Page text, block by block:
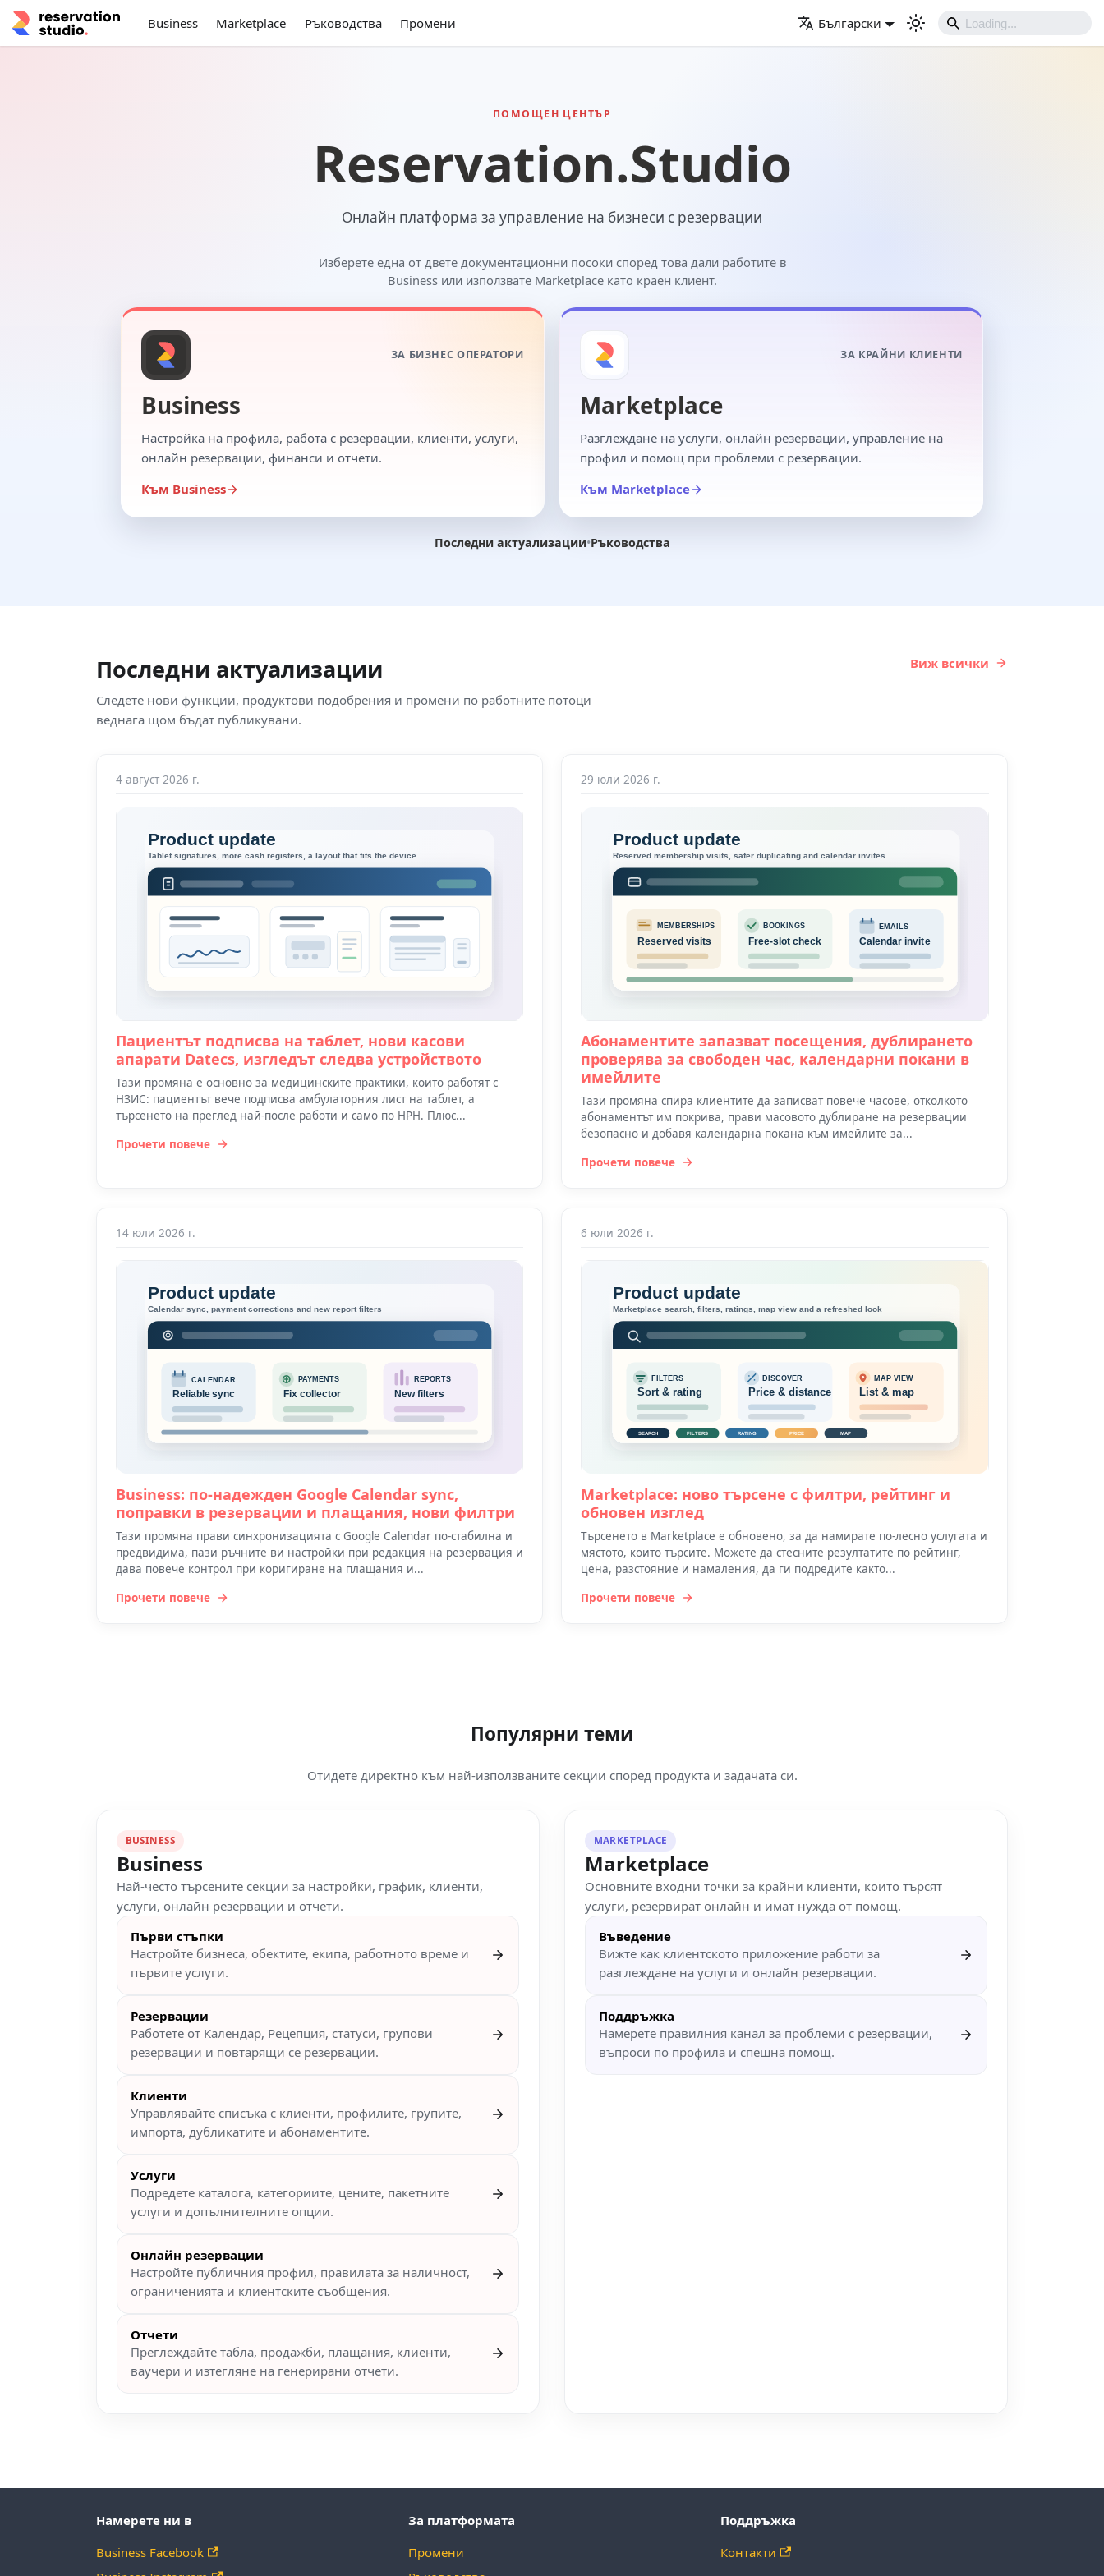
Business Marketplace Ръководства Промени Български
ПОМОЩЕН ЦЕНТЪР
Reservation.Studio
Онлайн платформа за управление на бизнеси с резервации
Изберете една от двете документационни посоки според това дали работите в
Business или използвате Marketplace като краен клиент.
ЗА БИЗНЕС ОПЕРАТОРИ
Business
Настройка на профила, работа с резервации, клиенти, услуги,
онлайн резервации, финанси и отчети.
Към Business
ЗА КРАЙНИ КЛИЕНТИ
Marketplace
Разглеждане на услуги, онлайн резервации, управление на
профил и помощ при проблеми с резервации.
Към Marketplace
Последни актуализации•Ръководства
Последни актуализации
Следете нови функции, продуктови подобрения и промени по работните потоци
веднага щом бъдат публикувани.
Виж всички
4 август 2026 г.
Пациентът подписва на таблет, нови касови
апарати Datecs, изгледът следва устройството
Тази промяна е основно за медицинските практики, които работят с
НЗИС: пациентът вече подписва амбулаторния лист на таблет, а
търсенето на преглед най-после работи и само по НРН. Плюс...
Прочети повече
29 юли 2026 г.
Абонаментите запазват посещения, дублирането
проверява за свободен час, календарни покани в
имейлите
Тази промяна спира клиентите да записват повече часове, отколкото
абонаментът им покрива, прави масовото дублиране на резервации
безопасно и добавя календарна покана към имейлите за...
Прочети повече
14 юли 2026 г.
Business: по-надежден Google Calendar sync,
поправки в резервации и плащания, нови филтри
Тази промяна прави синхронизацията с Google Calendar по-стабилна и
предвидима, пази ръчните ви настройки при редакция на резервация и
дава повече контрол при коригиране на плащания и...
Прочети повече
6 юли 2026 г.
Marketplace: ново търсене с филтри, рейтинг и
обновен изглед
Търсенето в Marketplace е обновено, за да намирате по-лесно услугата и
мястото, които търсите. Можете да стесните резултатите по рейтинг,
цена, разстояние и намаления, да ги подредите както...
Прочети повече
Популярни теми
Отидете директно към най-използваните секции според продукта и задачата си.
BUSINESS
Business
Най-често търсените секции за настройки, график, клиенти,
услуги, онлайн резервации и отчети.
Първи стъпки
Настройте бизнеса, обектите, екипа, работното време и
първите услуги.
Резервации
Работете от Календар, Рецепция, статуси, групови
резервации и повтарящи се резервации.
Клиенти
Управлявайте списъка с клиенти, профилите, групите,
импорта, дубликатите и абонаментите.
Услуги
Подредете каталога, категориите, цените, пакетните
услуги и допълнителните опции.
Онлайн резервации
Настройте публичния профил, правилата за наличност,
ограниченията и клиентските съобщения.
Отчети
Преглеждайте табла, продажби, плащания, клиенти,
ваучери и изтегляне на генерирани отчети.
MARKETPLACE
Marketplace
Основните входни точки за крайни клиенти, които търсят
услуги, резервират онлайн и имат нужда от помощ.
Въведение
Вижте как клиентското приложение работи за
разглеждане на услуги и онлайн резервации.
Поддръжка
Намерете правилния канал за проблеми с резервации,
въпроси по профила и спешна помощ.
Намерете ни в
Business Facebook
За платформата
Промени
Поддръжка
Контакти